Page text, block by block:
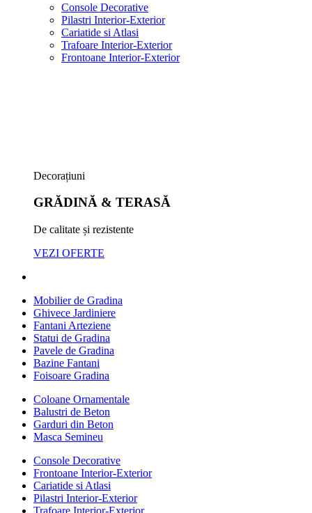
Console Decorative
Pilastri Interior-Exterior
Cariatide si Atlasi
Trafoare Interior-Exterior
Frontoane Interior-Exterior
Decorațiuni
GRĂDINĂ & TERASĂ
De calitate și rezistente
VEZI OFERTE
Mobilier de Gradina
Ghivece Jardiniere
Fantani Arteziene
Statui de Gradina
Pavele de Gradina
Bazine Fantani
Foisoare Gradina
Coloane Ornamentale
Balustri de Beton
Garduri din Beton
Masca Semineu
Console Decorative
Frontoane Interior-Exterior
Cariatide si Atlasi
Pilastri Interior-Exterior
Trafoare Interior-Exterior